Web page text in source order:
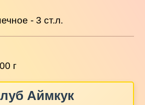
- 3 ст.л.
г
Аймкук